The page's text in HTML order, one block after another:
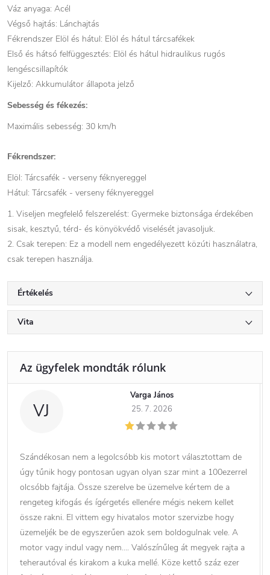
Váz anyaga: Acél
Végső hajtás: Lánchajtás
Fékrendszer Elöl és hátul: Elöl és hátul tárcsafékek
Első és hátsó felfüggesztés: Elöl és hátul hidraulikus rugós
lengéscsillapítók
Kijelző: Akkumulátor állapota jelző
Sebesség és fékezés:
Maximális sebesség: 30 km/h
Fékrendszer:
Elöl: Tárcsafék - verseny féknyereggel
Hátul: Tárcsafék - verseny féknyereggel
1. Viseljen megfelelő felszerelést: Gyermeke biztonsága érdekében
sisak, kesztyű, térd- és könyökvédő viselését javasoljuk.
2. Csak terepen: Ez a modell nem engedélyezett közúti használatra,
csak terepen használja.
Értékelés
Vita
VJ
Varga János
25. 7. 2026
Szándékosan nem a legolcsóbb kis motort választottam de
úgy tűnik hogy pontosan ugyan olyan szar mint a 100ezerrel
olcsóbb fajtája. Össze szerelve be üzemelve kértem de a
rengeteg kifogás és ígérgetés ellenére mégis nekem kellet
össze rakni. El vittem egy hivatalos motor szervizbe hogy
üzemeljék be de egyszerűen azok sem boldogulnak vele. A
motor vagy indul vagy nem…. Valószínűleg át megyek rajta a
teherautóval és kirakom a kuka mellé. Köze kettő száz ezer